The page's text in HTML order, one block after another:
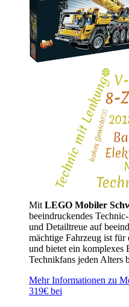
Mit LEGO Mobiler
beeindruckendes
und Detailtreue auf
mächtige Fahrzeug ist für
und bietet ein komplexes
Technikfans jeden Alters
Mehr Informationen zu
319€ bei